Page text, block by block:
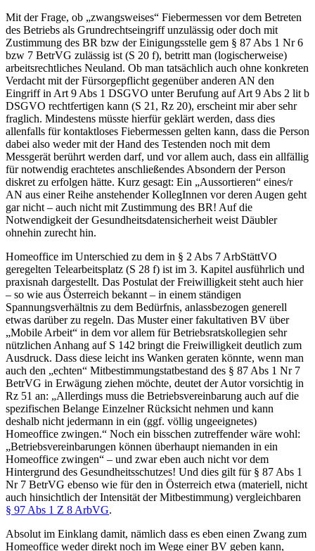
Mit der Frage, ob „zwangsweises“ Fiebermessen vor dem Betreten
des Betriebs als Grundrechtseingriff unzulässig oder doch mit
Zustimmung des BR bzw der Einigungsstelle gem § 87 Abs 1 Nr 6
bzw 7 BetrVG zulässig ist (S 20 f), betritt man (logischerweise)
arbeitsrechtliches Neuland. Ob man tatsächlich auch ohne konkreten
Verdacht mit der Fürsorgepflicht gegenüber anderen AN den
Eingriff in Art 9 Abs 1 DSGVO unter Berufung auf Art 9 Abs 2 lit b
DSGVO rechtfertigen kann (S 21, Rz 20), erscheint mir aber sehr
fraglich. Mindestens müsste hierfür geklärt werden, dass dies
allenfalls für kontaktloses Fiebermessen gelten kann, dass die Person
dabei also weder mit der Hand des Testenden noch mit dem
Messgerät berührt werden darf, und vor allem auch, dass ein allfällig
für notwendig erachtetes anschließendes Absondern der Person
diskret zu erfolgen hätte. Kurz gesagt: Ein „Aussortieren“ eines/r
AN aus einer Reihe anstehender KollegInnen vor deren Augen geht
gar nicht – auch nicht mit Zustimmung des BR! Auf die
Notwendigkeit der Gesundheitsdatensicherheit weist Däubler
ohnehin zurecht hin.
Homeoffice im Unterschied zu dem in § 2 Abs 7 ArbStättVO
geregelten Telearbeitsplatz (S 28 f) ist im 3. Kapitel ausführlich und
praxisnah dargestellt. Das Postulat der Freiwilligkeit steht auch hier
– so wie aus Österreich bekannt – in einem ständigen
Spannungsverhältnis zu dem Bedürfnis, anlassbezogen generell
etwas darüber zu regeln. Das Muster einer fakultativen BV über
„Mobile Arbeit“ in dem vor allem für Betriebsratskollegien sehr
nützlichen Anhang auf S 142 bringt die Freiwilligkeit deutlich zum
Ausdruck. Dass diese leicht ins Wanken geraten könnte, wenn man
auch den „echten“ Mitbestimmungstatbestand des § 87 Abs 1 Nr 7
BetrVG in Erwägung ziehen möchte, deutet der Autor vorsichtig in
Rz 51 an: „Allerdings muss die Betriebsvereinbarung auch auf die
spezifischen Belange Einzelner Rücksicht nehmen und kann
deshalb nicht jedermann in ein (ggf. völlig ungeeignetes)
Homeoffice zwingen.“ Noch ein bisschen zutreffender wäre wohl:
„Betriebsvereinbarungen können überhaupt niemanden in ein
Homeoffice zwingen“ – und zwar eben auch nicht vor dem
Hintergrund des Gesundheitsschutzes! Und dies gilt für § 87 Abs 1
Nr 7 BetrVG ebenso wie für den in Österreich etwa (materiell, nicht
auch hinsichtlich der Intensität der Mitbestimmung) vergleichbaren
§ 97 Abs 1 Z 8 ArbVG.
Absolut im Einklang damit, nämlich dass es eben einen Zwang zum
Homeoffice weder direkt noch im Wege einer BV geben kann,